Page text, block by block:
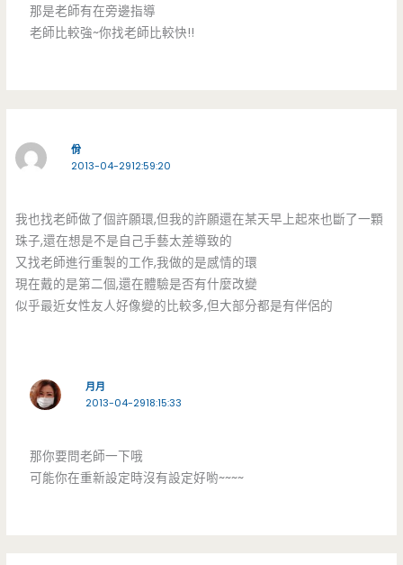
那是老師有在旁邊指導
老師比較強~你找老師比較快!!
佾
2013-04-2912:59:20
我也找老師做了個許願環,但我的許願還在某天早上起來也斷了一顆
珠子,還在想是不是自己手藝太差導致的
又找老師進行重製的工作,我做的是感情的環
現在戴的是第二個,還在體驗是否有什麼改變
似乎最近女性友人好像變的比較多,但大部分都是有伴侶的
月月
2013-04-2918:15:33
那你要問老師一下哦
可能你在重新設定時沒有設定好喲~~~~